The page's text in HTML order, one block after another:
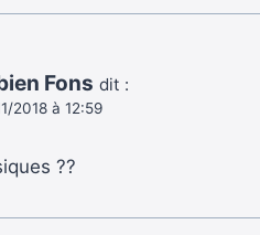
Fons dit :
2018 à 12:59
??